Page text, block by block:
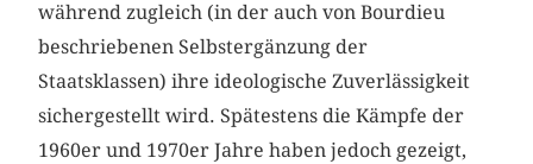
während zugleich (in der auch von Bourdieu
beschriebenen Selbstergänzung der
Staatsklassen) ihre ideologische Zuverlässigkeit
sichergestellt wird. Spätestens die Kämpfe der
1960er und 1970er Jahre haben jedoch gezeigt,